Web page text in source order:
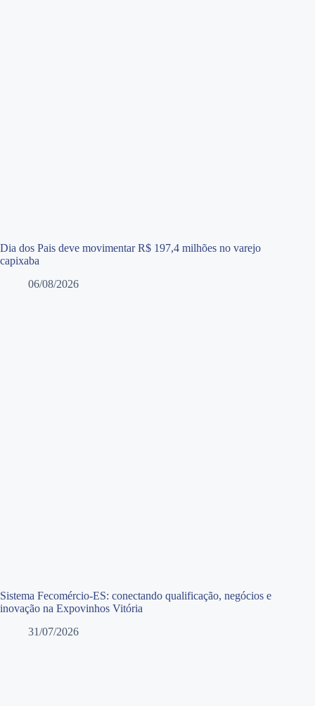
Dia dos Pais deve movimentar R$ 197,4 milhões no varejo
capixaba
06/08/2026
Sistema Fecomércio-ES: conectando qualificação, negócios e
inovação na Expovinhos Vitória
31/07/2026